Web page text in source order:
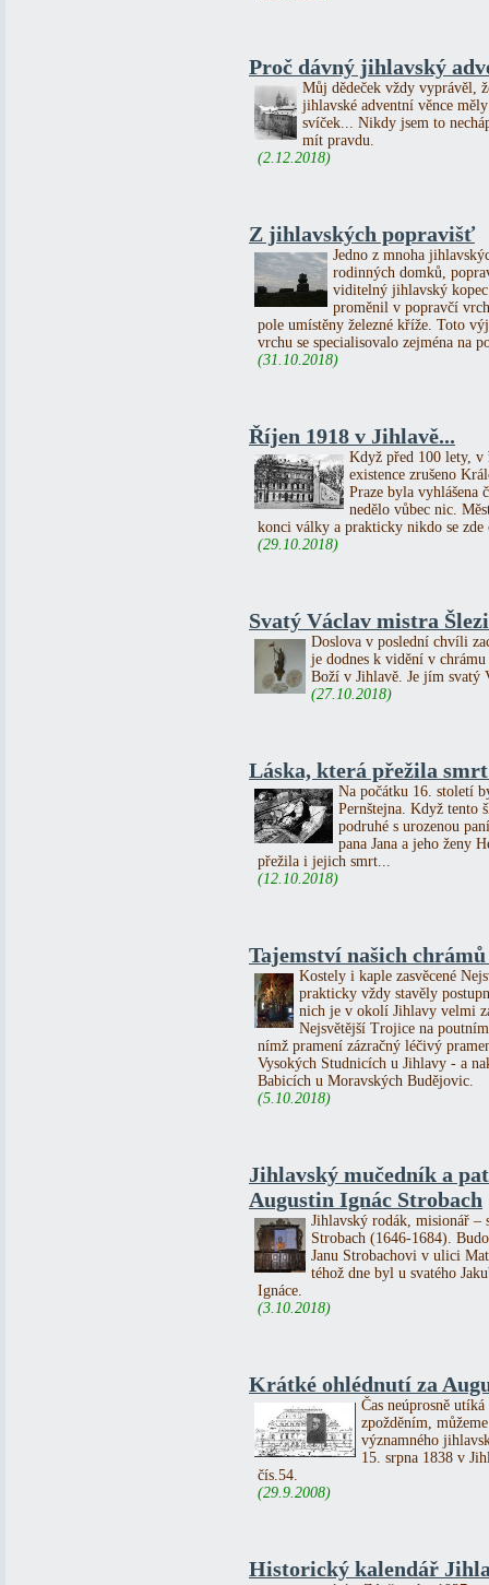
Proč dávný jihlavský
Můj dědeček vždy vyprávěl,
jihlavské adventní věnce
svíček... Nikdy jsem to
mít pravdu.
(2.12.2018)
Z jihlavských popravišť
Jedno z mnoha
rodinných domků,
viditelný jihlavský
proměnil v popravčí
pole umístěny železné kříže. Toto
vrchu se specialisovalo zejména na
(31.10.2018)
Říjen 1918 v Jihlavě...
Když před 100 lety,
existence zrušeno
Praze byla vyhlášena
nedělo vůbec nic.
konci války a prakticky nikdo se zde
(29.10.2018)
Svatý Václav mistra
Doslova v poslední chvíli
je dodnes k vidění v
Boží v Jihlavě. Je jím svatý
(27.10.2018)
Láska, která přežila
Na počátku 16. století
Pernštejna. Když tento
podruhé s urozenou
pana Jana a jeho ženy
přežila i jejich smrt...
(12.10.2018)
Tajemství našich
Kostely i kaple zasvěcené
prakticky vždy stavěly
nich je v okolí Jihlavy velmi
Nejsvětější Trojice na
nímž pramení zázračný léčivý
Vysokých Studnicích u Jihlavy - a
Babicích u Moravských Budějovic.
(5.10.2018)
Jihlavský mučedník a
Augustin Ignác Strobach
Jihlavský rodák, misionář –
Strobach (1646-1684).
Janu Strobachovi v ulici
téhož dne byl u svatého
Ignáce.
(3.10.2018)
Krátké ohlédnutí za
Čas neúprosně
zpožděním,
významného
15. srpna 1838 v
čís.54.
(29.9.2008)
Historický kalendář